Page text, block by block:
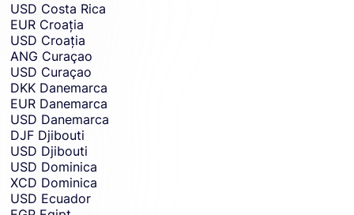
USD Costa Rica
EUR Croația
USD Croația
ANG Curaçao
USD Curaçao
DKK Danemarca
EUR Danemarca
USD Danemarca
DJF Djibouti
USD Djibouti
USD Dominica
XCD Dominica
USD Ecuador